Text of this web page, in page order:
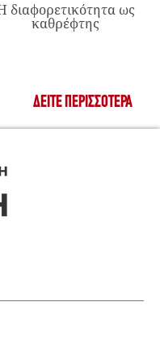
διαφορετικότητα ως
καθρέφτης
ΔΕΊΤΕ ΠΕΡΙΣΣΌΤΕΡΑ